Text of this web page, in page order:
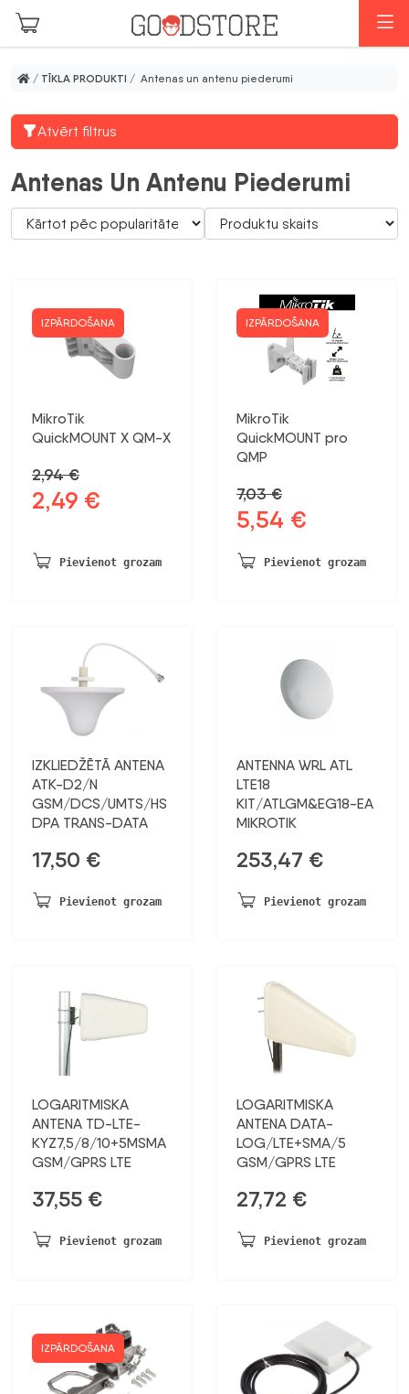
Skip to main content
/ TĪKLA PRODUKTI / Antenas un antenu piederumi
Atvērt filtrus
Antenas Un Antenu Piederumi
IZPĀRDOŠANA
MikroTik
QuickMOUNT X QM-X
2,94€
Sākotnējā
2,94 €.
2,49 €
2,49 €.
Pievienot grozam
IZPĀRDOŠANA
MikroTik
QuickMOUNT pro
QMP
7,03€
Sākotnējā
bija:
5,54 €
ir:
Pievienot grozam
IZKLIEDŽĒTĀ ANTENA
ATK-D2/N
GSM/DCS/UMTS/HS
DPA TRANS-DATA
17,50 €
Pievienot grozam
ANTENNA WRL ATL
LTE18
KIT/ATLGM&EG18-EA
MIKROTIK
253,47 €
Pievienot grozam
LOGARITMISKA
ANTENA TD-LTE-
KYZ7,5/8/10+5MSMA
GSM/GPRS LTE
37,55 €
Pievienot grozam
LOGARITMISKA
ANTENA DATA-
LOG/LTE+SMA/5
GSM/GPRS LTE
27,72 €
Pievienot grozam
IZPĀRDOŠANA